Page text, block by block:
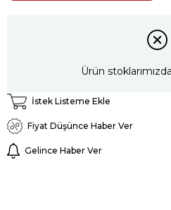
Ürün
İstek Listeme Ekle
Fiyat Düşünce Haber Ver
Gelince Haber Ver